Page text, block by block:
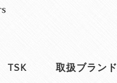
TSK 取扱ブランド